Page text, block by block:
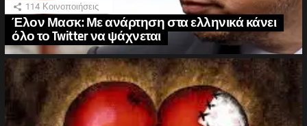
114 Κοινοποιήσεις
Έλον Μασκ: Με ανάρτηση στα ελληνικά κάνει
όλο το Twitter να ψάχνεται